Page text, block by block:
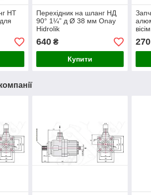
НТ
Перехідник на шланг НД
90° 1¼” д Ø 38 мм Onay
Hidrolik
640₴
Купити
270